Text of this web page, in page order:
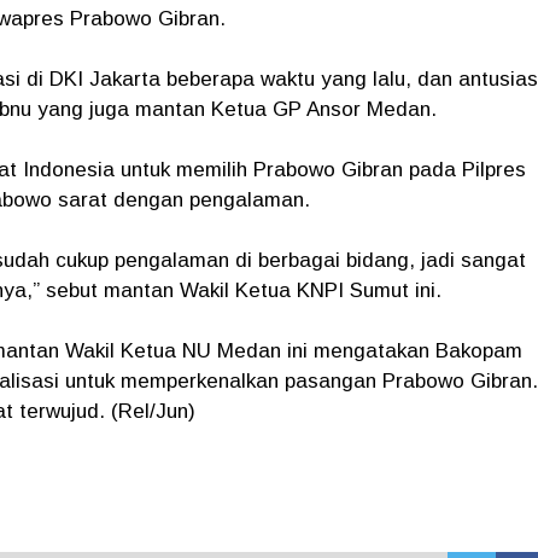
Prabowo Gibran.
di DKI Jakarta beberapa waktu yang lalu, dan antusias
yang juga mantan Ketua GP Ansor Medan.
Indonesia untuk memilih Prabowo Gibran pada Pilpres
sarat dengan pengalaman.
cukup pengalaman di berbagai bidang, jadi sangat
sebut mantan Wakil Ketua KNPI Sumut ini.
Wakil Ketua NU Medan ini mengatakan Bakopam
untuk memperkenalkan pasangan Prabowo Gibran.
terwujud. (Rel/Jun)